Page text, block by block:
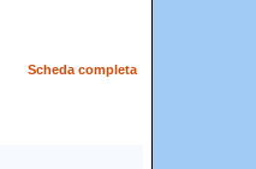
Scheda completa